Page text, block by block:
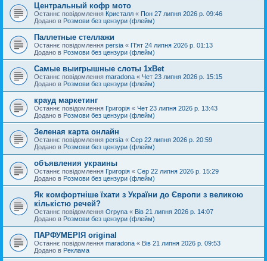
Центральный кофр мото
Останнє повідомлення Кристалл « Пон 27 липня 2026 р. 09:46
Додано в Розмови без цензури (флейм)
Паллетные стеллажи
Останнє повідомлення persia « П'ят 24 липня 2026 р. 01:13
Додано в Розмови без цензури (флейм)
Самые выигрышные слоты 1xBet
Останнє повідомлення maradona « Чет 23 липня 2026 р. 15:15
Додано в Розмови без цензури (флейм)
крауд маркетинг
Останнє повідомлення Григорія « Чет 23 липня 2026 р. 13:43
Додано в Розмови без цензури (флейм)
Зеленая карта онлайн
Останнє повідомлення persia « Сер 22 липня 2026 р. 20:59
Додано в Розмови без цензури (флейм)
объявления украины
Останнє повідомлення Григорія « Сер 22 липня 2026 р. 15:29
Додано в Розмови без цензури (флейм)
Як комфортніше їхати з України до Європи з великою
кількістю речей?
Останнє повідомлення Orpyna « Вів 21 липня 2026 р. 14:07
Додано в Розмови без цензури (флейм)
ПАРФУМЕРІЯ original
Останнє повідомлення maradona « Вів 21 липня 2026 р. 09:53
Додано в Реклама